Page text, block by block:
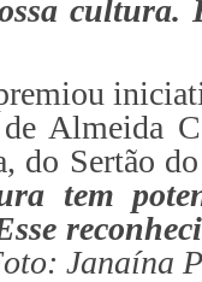
cultura.
Almeida
do Sertão
tem
Janaína